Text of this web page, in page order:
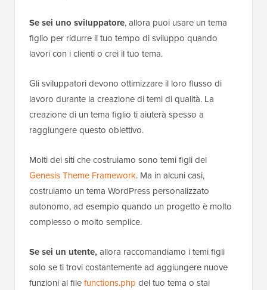
Se sei uno sviluppatore, allora puoi usare un tema
figlio per ridurre il tuo tempo di sviluppo quando
lavori con i clienti o crei il tuo tema.
Gli sviluppatori devono ottimizzare il loro flusso di
lavoro durante la creazione di temi di qualità. La
creazione di un tema figlio ti aiuterà spesso a
raggiungere questo obiettivo.
Molti dei siti che costruiamo sono temi figli del
Genesis Theme Framework. Ma in alcuni casi,
costruiamo un tema WordPress personalizzato
autonomo, ad esempio quando un progetto è molto
complesso o molto semplice.
Se sei un utente,allora raccomandiamo i temi figli
solo se ti trovi costantemente ad aggiungere nuove
funzioni al filefunctions.php del tuo tema o stai